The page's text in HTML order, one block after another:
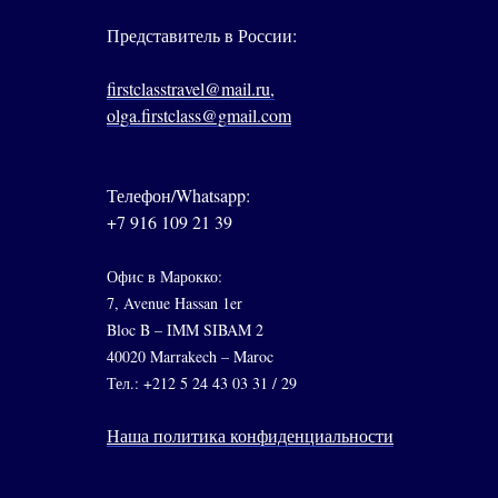
Представитель в России:
firstclasstravel@mail.ru,
olga.firstclass@gmail.com
Телефон/Whatsapp:
+7 916 109 21 39
Офис в Марокко:
7, Avenue Hassan 1er
Bloc B – IMM SIBAM 2
40020 Marrakech – Maroc
Тел.: +212 5 24 43 03 31 / 29
Наша политика конфиденциальности